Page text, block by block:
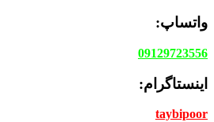
واتساپ:
09129723556
اینستاگرام:
taybipoor